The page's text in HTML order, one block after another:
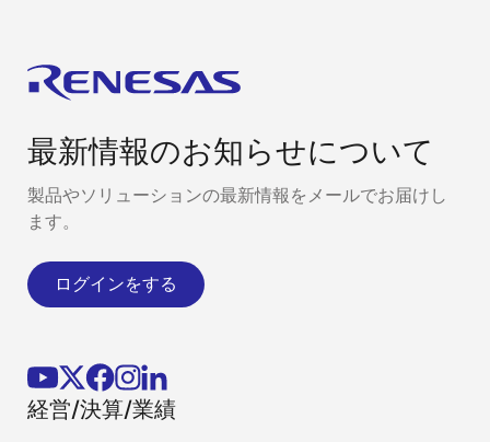
最新情報のお知らせについて
製品やソリューションの最新情報をメールでお届けし
ます。
ログインをする
経営/決算/業績